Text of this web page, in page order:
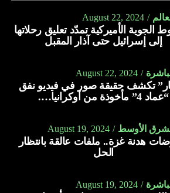
August 22, 2024
الجوية الأميركية تمدّد تعليق رحلاتها
إلى إسرائيل حتى آذار المقبل
August 22, 2024
تكشف حقيقة صور في فيديو نفق
“عماد 4” مأخوذة من أوكرانيا….
الأوسط August 19, 2024
هدنة غزة.. ملفات عالقة بانتظار
الحل
August 19, 2024